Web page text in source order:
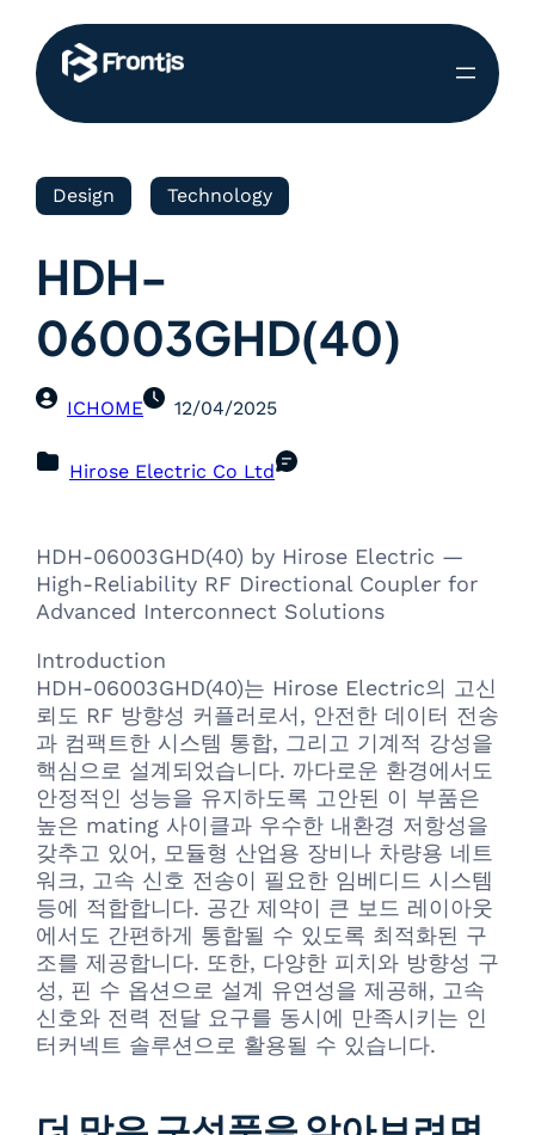
Design Technology
HDH-
06003GHD(40)
ICHOME 12/04/2025
Hirose Electric Co Ltd
HDH-06003GHD(40) by Hirose Electric —
High-Reliability RF Directional Coupler for
Advanced Interconnect Solutions
Introduction
HDH-06003GHD(40)는 Hirose Electric의 고신
뢰도 RF 방향성 커플러로서, 안전한 데이터 전송
과 컴팩트한 시스템 통합, 그리고 기계적 강성을
핵심으로 설계되었습니다. 까다로운 환경에서도
안정적인 성능을 유지하도록 고안된 이 부품은
높은 mating 사이클과 우수한 내환경 저항성을
갖추고 있어, 모듈형 산업용 장비나 차량용 네트
워크, 고속 신호 전송이 필요한 임베디드 시스템
등에 적합합니다. 공간 제약이 큰 보드 레이아웃
에서도 간편하게 통합될 수 있도록 최적화된 구
조를 제공합니다. 또한, 다양한 피치와 방향성 구
성, 핀 수 옵션으로 설계 유연성을 제공해, 고속
신호와 전력 전달 요구를 동시에 만족시키는 인
터커넥트 솔루션으로 활용될 수 있습니다.